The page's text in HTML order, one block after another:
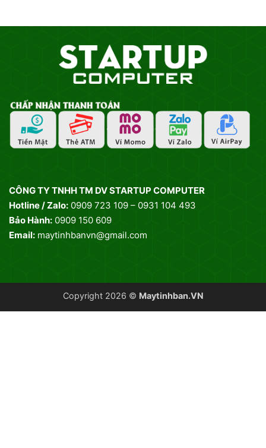
CÔNG TY TNHH TM DV STARTUP COMPUTER
Hotline / Zalo: 0909 723 109 – 0931 104 493
Bảo Hành: 0909 150 609
Email: maytinhbanvn@gmail.com
Copyright 2026 © Maytinhban.VN